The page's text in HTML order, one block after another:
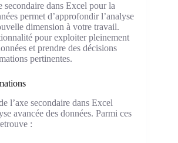
secondaire dans Excel pour la
permet d’approfondir l’analyse
dimension à votre travail.
pour exploiter pleinement
et prendre des décisions
pertinentes.
l’axe secondaire dans Excel
avancée des données. Parmi ces
: